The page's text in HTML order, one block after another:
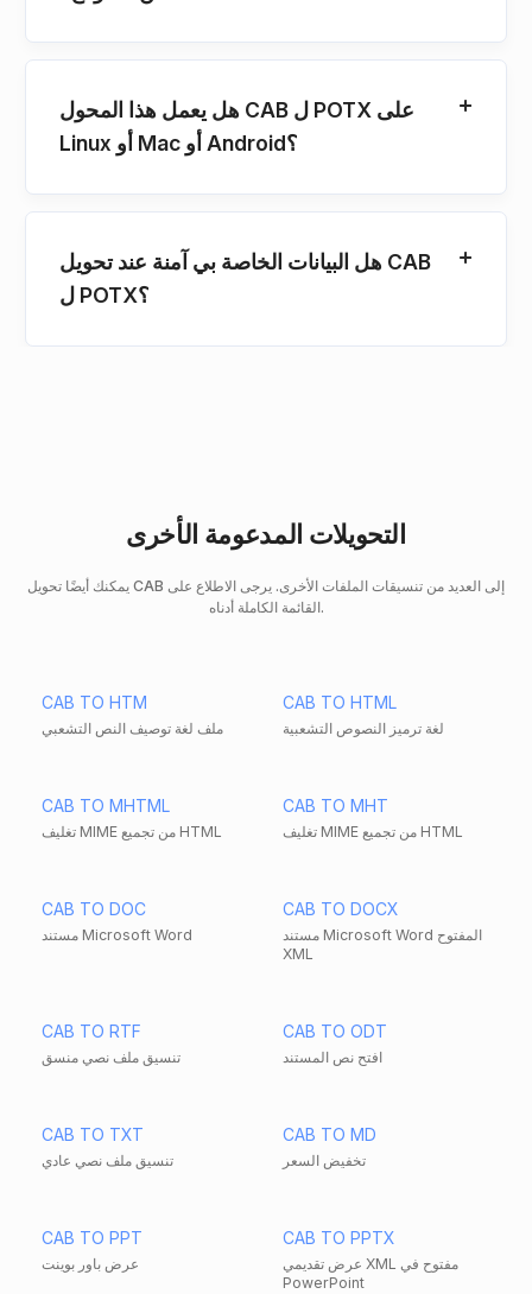
هل يعمل هذا المحول CAB ل POTX على
Linux أو Mac أو Android؟
هل البيانات الخاصة بي آمنة عند تحويل CAB
ل POTX؟
التحويلات المدعومة الأخرى
يمكنك أيضًا تحويل CAB إلى العديد من تنسيقات الملفات الأخرى. يرجى الاطلاع على
القائمة الكاملة أدناه.
CAB TO HTM
ملف لغة توصيف النص التشعبي
CAB TO HTML
لغة ترميز النصوص التشعبية
CAB TO MHTML
تغليف MIME من تجميع HTML
CAB TO MHT
تغليف MIME من تجميع HTML
CAB TO DOC
مستند Microsoft Word
CAB TO DOCX
مستند Microsoft Word المفتوح
XML
CAB TO RTF
تنسيق ملف نصي منسق
CAB TO ODT
افتح نص المستند
CAB TO TXT
تنسيق ملف نصي عادي
CAB TO MD
تخفيض السعر
CAB TO PPT
عرض باور بوينت
CAB TO PPTX
عرض تقديمي XML مفتوح في
PowerPoint